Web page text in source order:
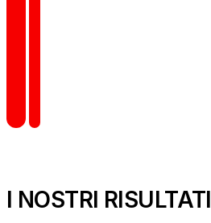
I NOSTRI RISULTATI